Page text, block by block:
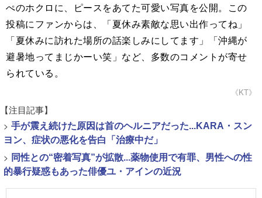
ぺのホクロに、ピースをあてた可愛い写真を公開。この
投稿にファンからは、「夏休み素敵な思い出作ってね」
「夏休みに訪れた場所の話楽しみにしてます」「沖縄が
避暑地ってまじかーい笑」など、多数のコメントが寄せ
られている。
《KT》
【注目記事】
> 手が震え続けた原因は首のヘルニアだった...KARA・スン
ヨン、症状の悪化を告白「治療中だ」
> 同性との“密着写真”が拡散...薬物使用で有罪、男性への性
的暴行疑惑もあった俳優ユ・アインの近況